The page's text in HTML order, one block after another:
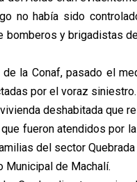
no había sido
bomberos y brigadistas
la Conaf, pasado el
por el voraz siniestro.
deshabitada que
fueron atendidos por
del sector
Municipal de Machalí.